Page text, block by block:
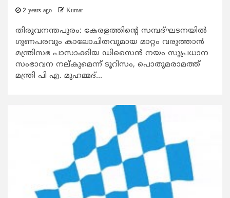
2 years ago Kumar
തിരുവനന്തപുരം: കേരളത്തിന്‍റെ സമ്പദ്ഘടനയില്‍
ഗുണപരവും കാലോചിതവുമായ മാറ്റം വരുത്താന്‍
മന്ത്രിസഭ പാസാക്കിയ ഡിസൈന്‍ നയം സുപ്രധാന
സംഭാവന നല്കുമെന്ന് ടൂറിസം, പൊതുമരാമത്ത്
മന്ത്രി പി എ. മുഹമ്മദ്...